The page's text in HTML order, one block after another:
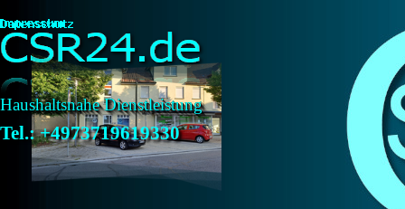
Haushaltsnahe Dienstleistung
Tel.: +4973719619330